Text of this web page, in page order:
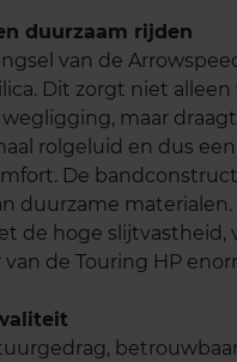
duurzaam rijden
van de
Dit zorgt niet alleen
maar
rolgeluid en dus een
De
duurzame materialen.
de hoge slijtvastheid,
de Touring HP